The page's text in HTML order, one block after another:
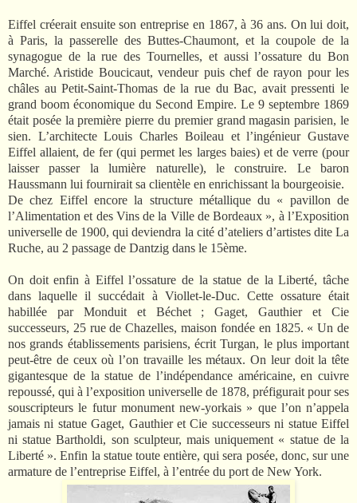
Eiffel créerait ensuite son entreprise en 1867, à 36 ans. On lui doit,
à Paris, la passerelle des Buttes-Chaumont, et la coupole de la
synagogue de la rue des Tournelles, et aussi l’ossature du Bon
Marché. Aristide Boucicaut, vendeur puis chef de rayon pour les
châles au Petit-Saint-Thomas de la rue du Bac, avait pressenti le
grand boom économique du Second Empire. Le 9 septembre 1869
était posée la première pierre du premier grand magasin parisien, le
sien. L’architecte Louis Charles Boileau et l’ingénieur Gustave
Eiffel allaient, de fer (qui permet les larges baies) et de verre (pour
laisser passer la lumière naturelle), le construire. Le baron
Haussmann lui fournirait sa clientèle en enrichissant la bourgeoisie.
De chez Eiffel encore la structure métallique du « pavillon de
l’Alimentation et des Vins de la Ville de Bordeaux », à l’Exposition
universelle de 1900, qui deviendra la cité d’ateliers d’artistes dite La
Ruche, au 2 passage de Dantzig dans le 15ème.
On doit enfin à Eiffel l’ossature de la statue de la Liberté, tâche
dans laquelle il succédait à Viollet-le-Duc. Cette ossature était
habillée par Monduit et Béchet ; Gaget, Gauthier et Cie
successeurs, 25 rue de Chazelles, maison fondée en 1825. « Un de
nos grands établissements parisiens, écrit Turgan, le plus important
peut-être de ceux où l’on travaille les métaux. On leur doit la tête
gigantesque de la statue de l’indépendance américaine, en cuivre
repoussé, qui à l’exposition universelle de 1878, préfigurait pour ses
souscripteurs le futur monument new-yorkais » que l’on n’appela
jamais ni statue Gaget, Gauthier et Cie successeurs ni statue Eiffel
ni statue Bartholdi, son sculpteur, mais uniquement « statue de la
Liberté ». Enfin la statue toute entière, qui sera posée, donc, sur une
armature de l’entreprise Eiffel, à l’entrée du port de New York.